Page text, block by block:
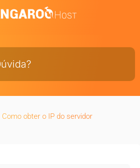
Como obter o IP do servidor